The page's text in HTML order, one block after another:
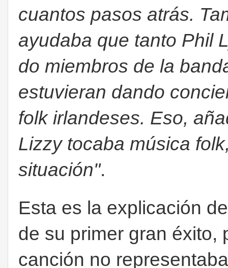
cuantos pasos atrás.
ayudaba que tanto Phil
do miembros de la
estuvieran dando
folk irlandeses. Eso,
Lizzy tocaba música
situación".
Esta es la explicación
de su primer gran éxito,
canción no